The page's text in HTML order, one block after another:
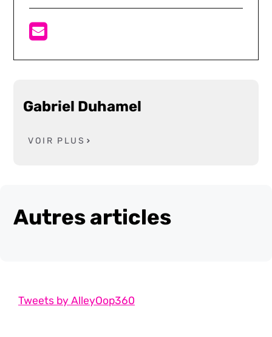
Gabriel Duhamel
VOIR PLUS
Autres articles
Tweets by AlleyOop360